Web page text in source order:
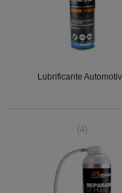
Lubrificante
(4)